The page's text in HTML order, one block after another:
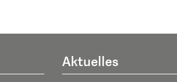
Aktuelles